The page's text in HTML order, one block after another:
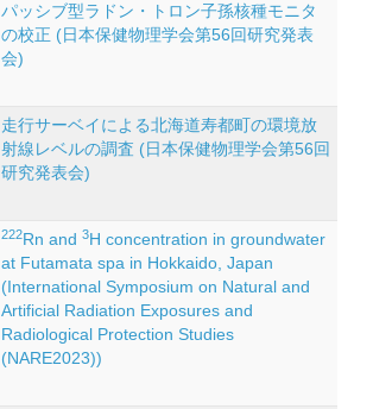
パッシブ型ラドン・トロン子孫核種モニタ
の校正 (日本保健物理学会第56回研究発表
会)
走行サーベイによる北海道寿都町の環境放
射線レベルの調査 (日本保健物理学会第56回
研究発表会)
222Rn and 3H concentration in groundwater
at Futamata spa in Hokkaido, Japan
(International Symposium on Natural and
Artificial Radiation Exposures and
Radiological Protection Studies
(NARE2023))